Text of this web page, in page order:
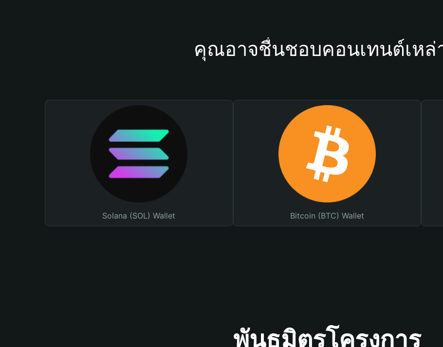
คุณอาจชื่นชอบคอนเทนต์เหล่
Solana (SOL) Wallet Bitcoin (BTC) Wallet
พันธมิตรโครงการ